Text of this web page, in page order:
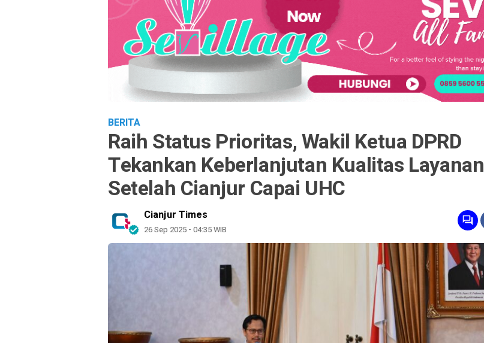
BERITA
Raih Status Prioritas, Wakil Ketua DPRD
Tekankan Keberlanjutan Kualitas Layanan
Setelah Cianjur Capai UHC
Cianjur Times
26 Sep 2025 - 04:35 WIB